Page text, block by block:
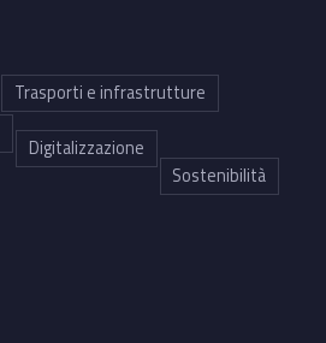
Trasporti e infrastrutture
Digitalizzazione
Sostenibilità